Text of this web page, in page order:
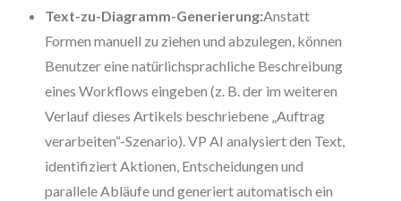
Text-zu-Diagramm-Generierung:Anstatt
Formen manuell zu ziehen und abzulegen, können
Benutzer eine natürlichsprachliche Beschreibung
eines Workflows eingeben (z. B. der im weiteren
Verlauf dieses Artikels beschriebene „Auftrag
verarbeiten“-Szenario). VP AI analysiert den Text,
identifiziert Aktionen, Entscheidungen und
parallele Abläufe und generiert automatisch ein